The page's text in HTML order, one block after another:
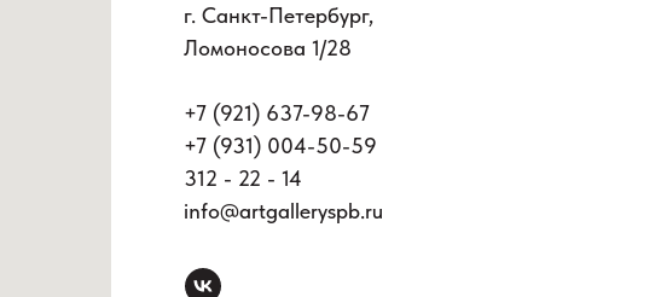
г. Санкт-Петербург,
Ломоносова 1/28
+7 (921) 637-98-67
+7 (931) 004-50-59
312 - 22 - 14
info@artgalleryspb.ru